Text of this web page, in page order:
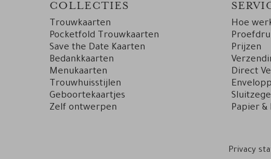
COLLECTIES
Trouwkaarten
Pocketfold Trouwkaarten
Save the Date Kaarten
Bedankkaarten
Menukaarten
Trouwhuisstijlen
Geboortekaartjes
Zelf ontwerpen
Hoe
Prijzen
Direct
Papier &
Privacy